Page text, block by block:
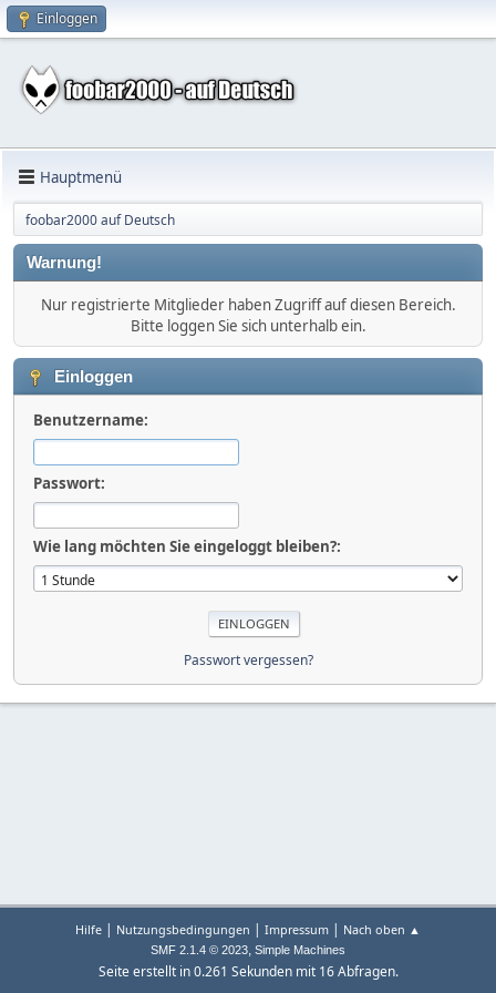
Einloggen
Hauptmenü
foobar2000 auf Deutsch
Warnung!
Nur registrierte Mitglieder haben Zugriff auf diesen Bereich.
Bitte loggen Sie sich unterhalb ein.
Einloggen
Benutzername:
Passwort:
Wie lang möchten Sie eingeloggt bleiben?:
Passwort vergessen?
Hilfe | Nutzungsbedingungen | Impressum | Nach oben ▲
SMF 2.1.4 © 2023, Simple Machines
Seite erstellt in 0.261 Sekunden mit 16 Abfragen.